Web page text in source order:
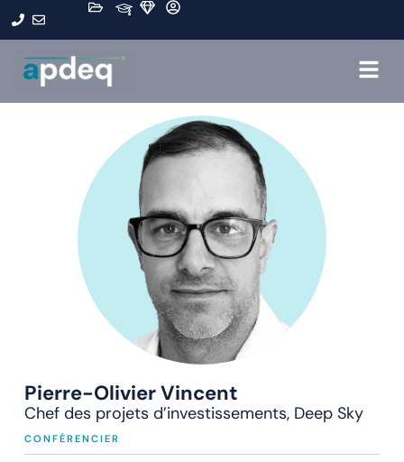
Pierre-Olivier Vincent
Chef des projets d’investissements, Deep Sky
CONFÉRENCIER